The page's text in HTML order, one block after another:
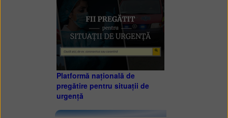
Platformă națională de
pregătire pentru situații de
urgență